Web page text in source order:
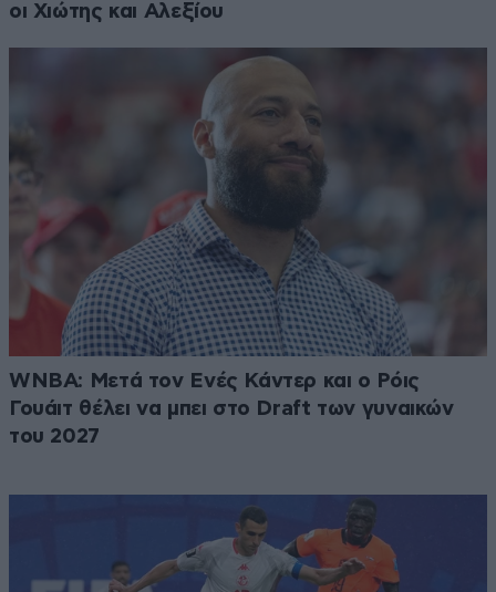
οι Χιώτης και Αλεξίου
WNBA: Μετά τον Ενές Κάντερ και ο Ρόις
Γουάιτ θέλει να μπει στο Draft των γυναικών
του 2027